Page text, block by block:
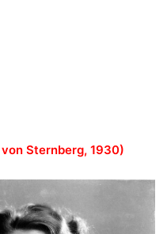
Sternberg, 1930)